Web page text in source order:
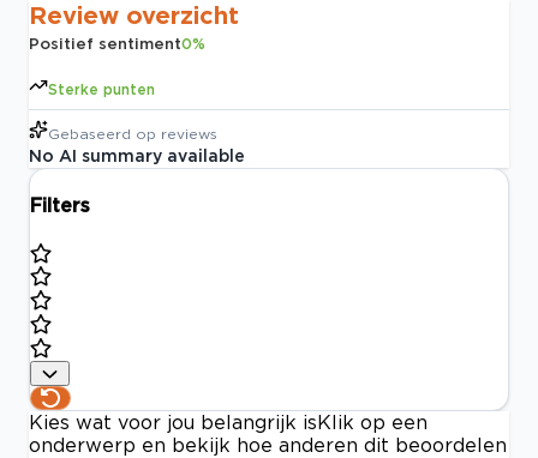
Review overzicht
Positief sentiment0%
Sterke punten
Gebaseerd op reviews
No AI summary available
Filters
Kies wat voor jou belangrijk is Klik op een
onderwerp en bekijk hoe anderen dit beoordelen